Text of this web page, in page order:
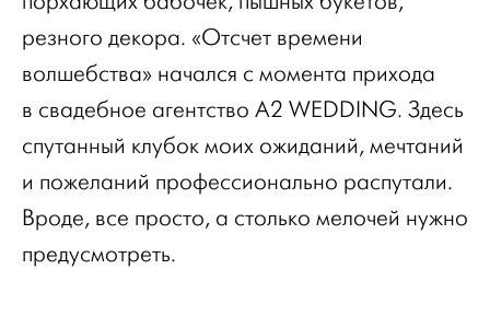
резного декора. «Отсчет времени
волшебства» начался с момента прихода
в свадебное агентство A2 WEDDING. Здесь
спутанный клубок моих ожиданий, мечтаний
и пожеланий профессионально распутали.
Вроде, все просто, а столько мелочей нужно
предусмотреть.